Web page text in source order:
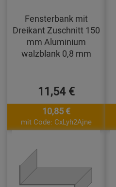
Fensterbank mit
Dreikant Zuschnitt 150
mm Aluminium
walzblank 0,8 mm
11,54 €
10,85 €
mit Code: CxLyh2Ajne